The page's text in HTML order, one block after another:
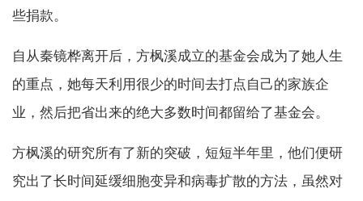
些捐款。
自从秦镜桦离开后，方枫溪成立的基金会成为了她人生
的重点，她每天利用很少的时间去打点自己的家族企
业，然后把省出来的绝大多数时间都留给了基金会。
方枫溪的研究所有了新的突破，短短半年里，他们便研
究出了长时间延缓细胞变异和病毒扩散的方法，虽然对